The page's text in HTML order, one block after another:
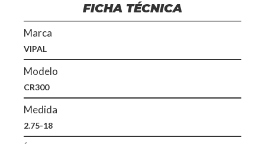
FICHA TÉCNICA
Marca
VIPAL
Modelo
CR300
Medida
2.75-18